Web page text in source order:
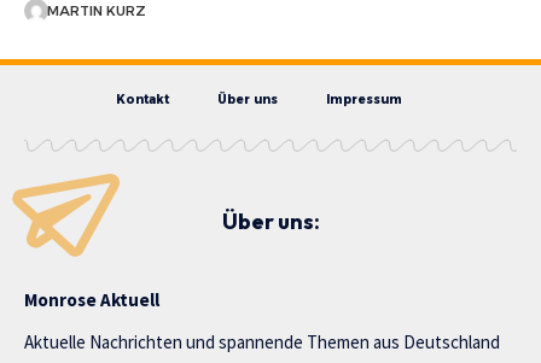
MARTIN KURZ
Kontakt Über uns Impressum
Über uns:
Monrose Aktuell
Aktuelle Nachrichten und spannende Themen aus Deutschland